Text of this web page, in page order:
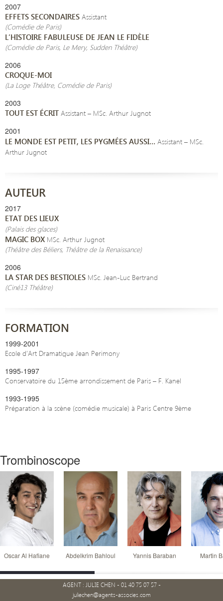
2007
EFFETS SECONDAIRES Assistant
(Comédie de Paris)
L’HISTOIRE FABULEUSE DE JEAN LE FIDÈLE
(Comédie de Paris, Le Mery, Sudden Théâtre)
2006
CROQUE-MOI
(La Loge Théâtre, Comédie de Paris)
2003
TOUT EST ÉCRIT Assistant – MSc. Arthur Jugnot
2001
LE MONDE EST PETIT, LES PYGMÉES AUSSI… Assistant – MSc.
Arthur Jugnot
AUTEUR
2017
ETAT DES LIEUX
(Palais des glaces)
MAGIC BOX MSc. Arthur Jugnot
(Théâtre des Béliers, Théâtre de la Renaissance)
2006
LA STAR DES BESTIOLES MSc. Jean-Luc Bertrand
(Ciné13 Théâtre)
FORMATION
1999-2001
Ecole d’Art Dramatique Jean Perimony
1995-1997
Conservatoire du 15ème arrondissement de Paris – F. Kanel
1993-1995
Préparation à la scène (comédie musicale) à Paris Centre 9ème
Trombinoscope
Oscar Al Hafiane Abdelkrim Bahloul Yannis Baraban Martin
AGENT : JULIE CHEN - 01 40 75 07 57 -
juliechen@agents-associes.com